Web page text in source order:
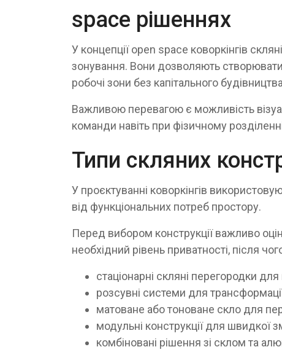
space рішеннях
У концепції open space коворкінгів
зонування. Вони дозволяють створювати
робочі зони без капітального
Важливою перевагою є можливість
команди навіть при фізичному
Типи скляних
У проєктуванні коворкінгів
від функціональних потреб простору.
Перед вибором конструкції важливо
необхідний рівень приватності, після
стаціонарні скляні перегородки
розсувні системи для
матоване або тоноване скло для
модульні конструкції для швидкої
комбіновані рішення зі склом та